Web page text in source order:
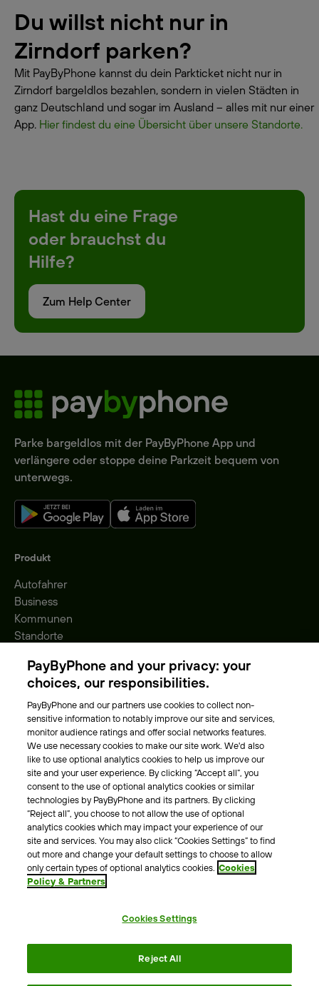
Du willst nicht nur in
Zirndorf parken?
Mit PayByPhone kannst du dein Parkticket nicht nur in
Zirndorf bargeldlos bezahlen, sondern in vielen Städten in
ganz Deutschland und sogar im Ausland – alles mit nur einer
App. Hier findest du eine Übersicht über unsere Standorte.
Hast du eine Frage
oder brauchst du
Hilfe?
Zum Help Center
Parke bargeldlos mit der PayByPhone App und
verlängere oder stoppe deine Parkzeit bequem von
unterwegs.
Produkt
Autofahrer
Business
Kommunen
Standorte
Park-Vignette
Über Uns
Unser Team
Karriere
Presse
Blog
Kontakt & Hilfe
Kontakt
Support
Pressekontakt
AGBDatenschutzrichtlinieImpressumRechtshinweise
Erklärung zur Barrierefreiheit
PayByPhone and your privacy: your
choices, our responsibilities.
PayByPhone and our partners use cookies to collect non-
sensitive information to notably improve our site and services,
monitor audience ratings and offer social networks features.
We use necessary cookies to make our site work. We'd also
like to use optional analytics cookies to help us improve our
site and your user experience. By clicking “Accept all”, you
consent to the use of optional analytics cookies or similar
technologies by PayByPhone and its partners. By clicking
“Reject all”, you choose to not allow the use of optional
analytics cookies which may impact your experience of our
site and services. You may also click “Cookies Settings” to find
out more and change your default settings to choose to allow
only certain types of optional analytics cookies. Cookies
Policy & Partners
Cookies Settings
Reject All